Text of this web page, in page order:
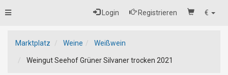
€
Login Registrieren
Toggle
Marktplatz Weine Weißwein
Weingut Seehof Grüner Silvaner trocken 2021